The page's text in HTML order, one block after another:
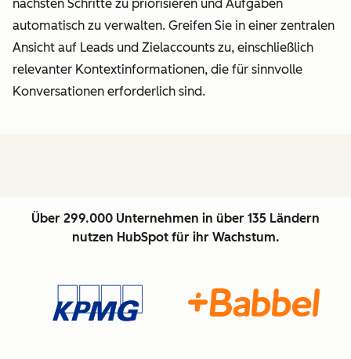
nächsten Schritte zu priorisieren und Aufgaben
automatisch zu verwalten. Greifen Sie in einer zentralen
Ansicht auf Leads und Zielaccounts zu, einschließlich
relevanter Kontextinformationen, die für sinnvolle
Konversationen erforderlich sind.
Über 299.000 Unternehmen in über 135 Ländern
nutzen HubSpot für ihr Wachstum.